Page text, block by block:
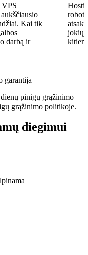
VPS
Kai tik
darbą ir
jokių
garantija
pinigų grąžinimo
grąžinimo politikoje.
diegimui